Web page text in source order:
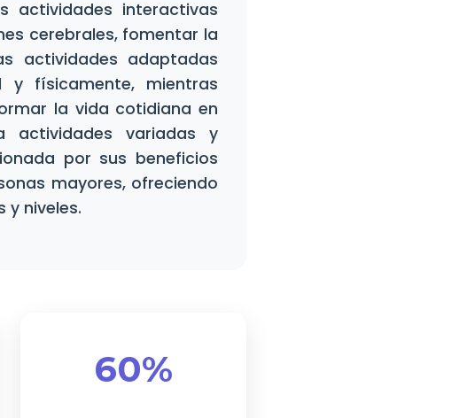
actividades interactivas
cerebrales, fomentar la
actividades adaptadas
y físicamente, mientras
la vida cotidiana en
actividades variadas y
por sus beneficios
mayores, ofreciendo
niveles.
60%